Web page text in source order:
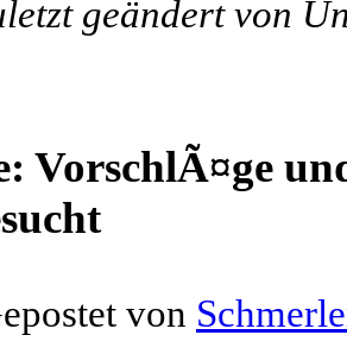
geändert von
VorschlÃ¤ge
von